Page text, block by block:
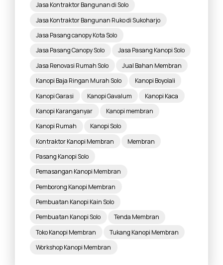
Jasa Kontraktor Bangunan di Solo
Jasa Kontraktor Bangunan Ruko di Sukoharjo
Jasa Pasang canopy Kota Solo
Jasa Pasang Canopy Solo
Jasa Pasang Kanopi Solo
Jasa Renovasi Rumah Solo
Jual Bahan Membran
Kanopi Baja Ringan Murah Solo
Kanopi Boyolali
Kanopi Garasi
Kanopi Gavalum
Kanopi Kaca
Kanopi Karanganyar
Kanopi membran
Kanopi Rumah
Kanopi Solo
Kontraktor Kanopi Membran
Membran
Pasang Kanopi Solo
Pemasangan Kanopi Membran
Pemborong Kanopi Membran
Pembuatan Kanopi Kain Solo
Pembuatan Kanopi Solo
Tenda Membran
Toko Kanopi Membran
Tukang Kanopi Membran
Workshop Kanopi Membran